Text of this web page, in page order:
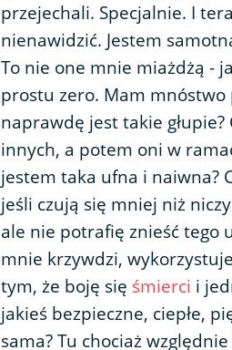
przejechali. Specjalnie. I
nienawidzić. Jestem
To nie one mnie miażdżą -
prostu zero. Mam
naprawdę jest takie głupie?
innych, a potem oni w
jestem taka ufna i naiwna?
jeśli czują się mniej niż
ale nie potrafię znieść tego
mnie krzywdzi,
tym, że boję się śmierci i
jakieś bezpieczne, ciepłe,
sama? Tu chociaż